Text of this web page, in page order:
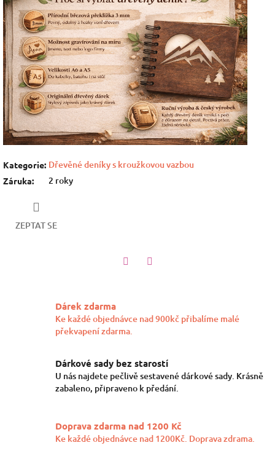
Kategorie: Dřevěné deníky s kroužkovou vazbou
Záruka: 2 roky
ZEPTAT SE
Dárek zdarma
Ke každé objednávce nad 900kč přibalíme malé
překvapení zdarma.
Dárkové sady bez starostí
U nás najdete pečlivě sestavené dárkové sady. Krásně
zabaleno, připraveno k předání.
Doprava zdarma nad 1200 Kč
Ke každé objednávce nad 1200Kč. Doprava zdrama.